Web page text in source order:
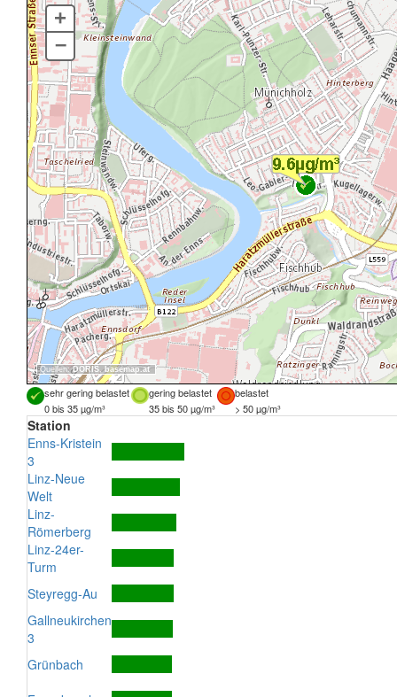
Quellen:DORIS, basemap.at
+
–
sehr gering belastet gering belastet
belastet
0 bis 35 µg/m³
35 bis 50 µg/m³ > 50 µg/m³
Station
Enns-Kristein
3
Linz-Neue
Welt
Linz-
Römerberg
Linz-24er-
Turm
Steyregg-Au
Gallneukirchen
3
Grünbach